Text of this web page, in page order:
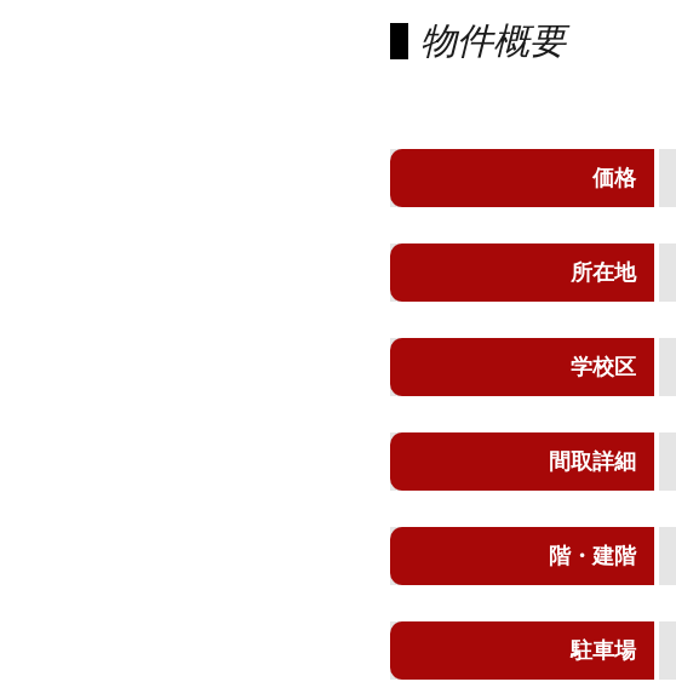
物件概要
価格
所在地
学校区
間取詳細
階・建階
駐車場